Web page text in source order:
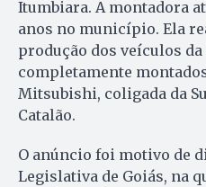
Itumbiara. A montadora
anos no município. Ela
produção dos veículos
completamente
Mitsubishi, coligada da
Catalão.
O anúncio foi motivo de
Legislativa de Goiás, na